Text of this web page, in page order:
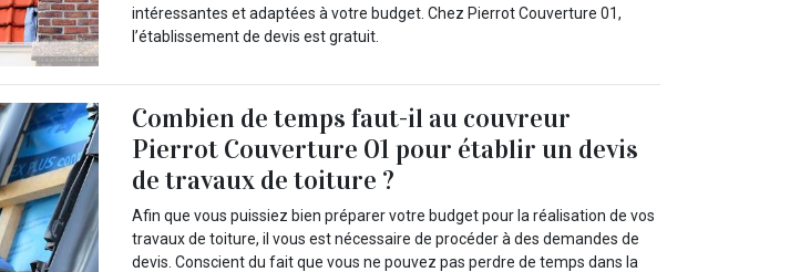
intéressantes et adaptées à votre budget. Chez Pierrot Couverture 01,
l’établissement de devis est gratuit.
Combien de temps faut-il au couvreur
Pierrot Couverture 01 pour établir un devis
de travaux de toiture ?
Afin que vous puissiez bien préparer votre budget pour la réalisation de vos
travaux de toiture, il vous est nécessaire de procéder à des demandes de
devis. Conscient du fait que vous ne pouvez pas perdre de temps dans la